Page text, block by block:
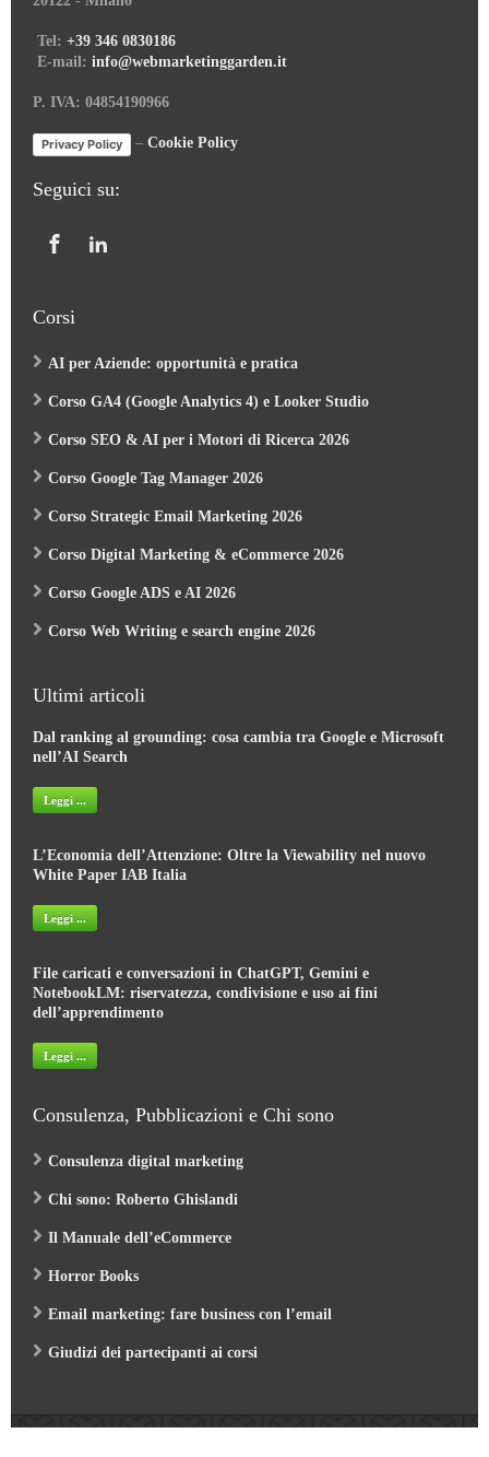
E-mail: info@webmarketinggarden.it
Privacy Policy
Seguici su:
Corsi
Ultimi articoli
nell’AI Search
Leggi ...
White Paper IAB Italia
Leggi ...
NotebookLM: riservatezza, condivisione e uso ai fini
dell’apprendimento
Leggi ...
Consulenza, Pubblicazioni e Chi sono
Web Marketing Garden- by Roberto Ghislandi © 2026